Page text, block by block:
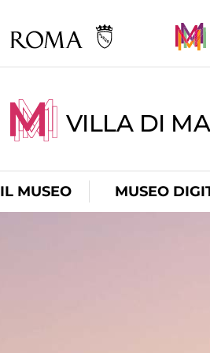
VILLA DI
IL MUSEO MUSEO